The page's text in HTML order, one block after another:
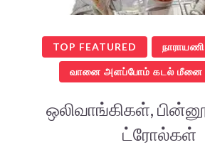
TOP FEATURED
வானை அளப்போம் கடல்
ஒலிவாங்கிகள்,
ட்ரோல்கள்